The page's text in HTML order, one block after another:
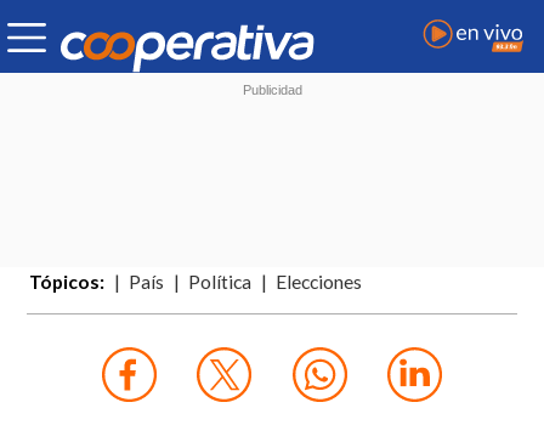
Tópicos: País Política Elecciones